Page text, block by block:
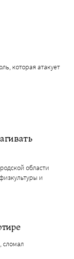
которая атакует
области
и
сломал